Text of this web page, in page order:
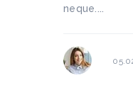
neque....